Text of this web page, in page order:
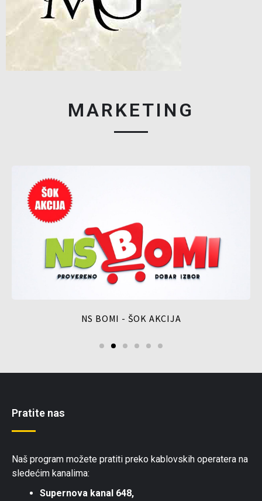
MARKETING
NS BOMI - ŠOK AKCIJA
Pratite nas
Naš program možete pratiti preko kablovskih operatera na
sledećim kanalima:
Supernova kanal 648,